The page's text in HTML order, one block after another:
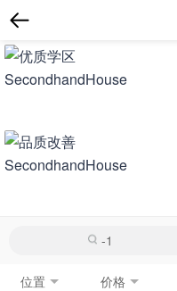
位置 价格